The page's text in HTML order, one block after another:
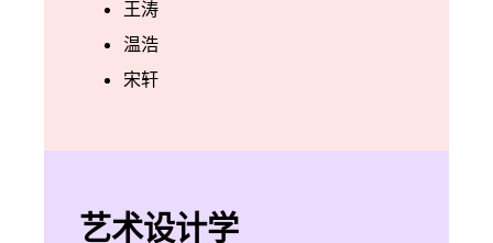
王涛
温浩
宋轩
艺术设计学